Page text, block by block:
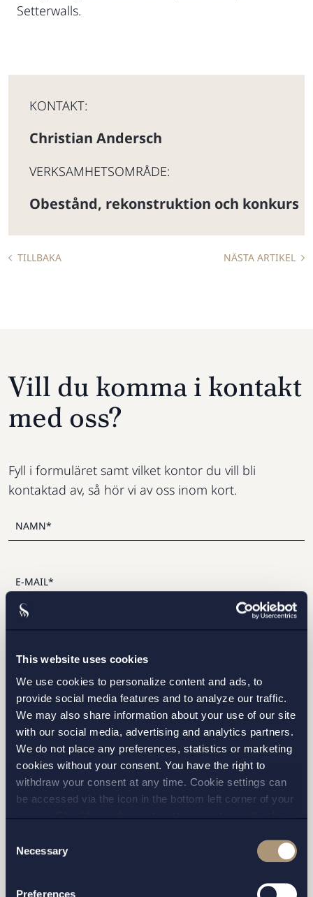
This website uses cookies
We use cookies to personalize content and ads, to
provide social media features and to analyze our traffic.
We may also share information about your use of our site
with our social media, advertising and analytics partners.
We do not place any preferences, statistics or marketing
cookies without your consent. You have the right to
withdraw your consent at any time. Cookie settings can
be accessed via the icon in the bottom left corner of your
screen. Should you choose to not consent we will only
andprivacy policy
for more details on cookies and our
Selection
Necessary
Preferences
Setterwalls.
KONTAKT:
Christian Andersch
VERKSAMHETSOMRÅDE:
Obestånd, rekonstruktion och konkurs
TILLBAKA NÄSTA ARTIKEL
STOCKHOLM
GÖTEBORG
MALMÖ
Vill du komma i kontakt
med oss?
Fyll i formuläret samt vilket kontor du vill bli
kontaktad av, så hör vi av oss inom kort.